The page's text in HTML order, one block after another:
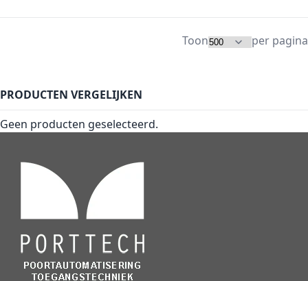
Toon per pagina
PRODUCTEN VERGELIJKEN
Geen producten geselecteerd.